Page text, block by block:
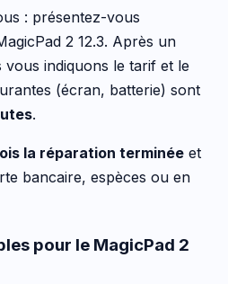
: présentez-vous
2 12.3. Après un
indiquons le tarif et le
(écran, batterie) sont
.
la réparation terminée et
bancaire, espèces ou en
pour le MagicPad 2